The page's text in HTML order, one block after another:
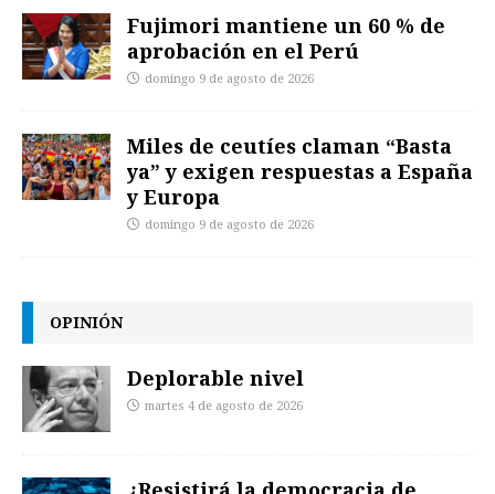
Fujimori mantiene un 60 % de
aprobación en el Perú
domingo 9 de agosto de 2026
Miles de ceutíes claman “Basta
ya” y exigen respuestas a España
y Europa
domingo 9 de agosto de 2026
OPINIÓN
Deplorable nivel
martes 4 de agosto de 2026